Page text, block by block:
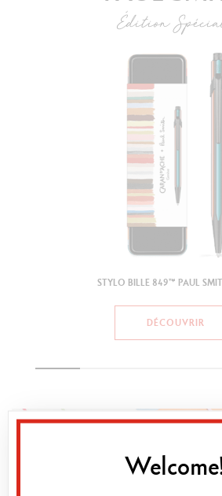
PAUL
Édition Spéciale
STYLO BILLE 849™ PAUL
ARGENTÉ
DÉCOUVRIR